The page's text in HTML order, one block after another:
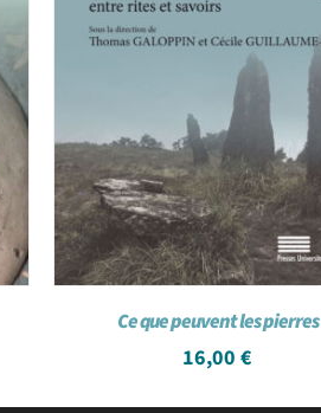
Ce que peuvent les pierres
16,00€